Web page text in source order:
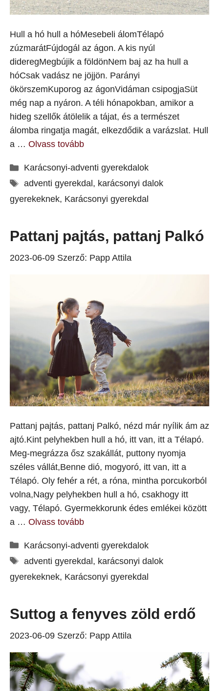
Hull a hó hull a hóMesebeli álomTélapó
zúzmarátFújdogál az ágon. A kis nyúl
dideregMegbújik a földönNem baj az ha hull a
hóCsak vadász ne jöjjön. Parányi
ökörszemKuporog az ágonVidáman csipogjaSüt
még nap a nyáron. A téli hónapokban, amikor a
hideg szellők átölelik a tájat, és a természet
álomba ringatja magát, elkezdődik a varázslat. Hull
a … Olvass tovább
Kategória
Karácsonyi-adventi gyerekdalok
Címkék
adventi gyerekdal , karácsonyi dalok
gyerekeknek, Karácsonyi gyerekdal
Pattanj pajtás, pattanj Palkó
2023-06-09 Szerző: Papp Attila
Pattanj pajtás, pattanj Palkó, nézd már nyílik ám az
ajtó.Kint pelyhekben hull a hó, itt van, itt a Télapó.
Meg-megrázza ősz szakállát, puttony nyomja
széles vállát,Benne dió, mogyoró, itt van, itt a
Télapó. Oly fehér a rét, a róna, mintha porcukorból
volna,Nagy pelyhekben hull a hó, csakhogy itt
vagy, Télapó. Gyermekkorunk édes emlékei között
a … Olvass tovább
Kategória
Karácsonyi-adventi gyerekdalok
Címkék
adventi gyerekdal, karácsonyi dalok
gyerekeknek, Karácsonyi gyerekdal
Suttog a fenyves zöld erdő
2023-06-09 Szerző: Papp Attila